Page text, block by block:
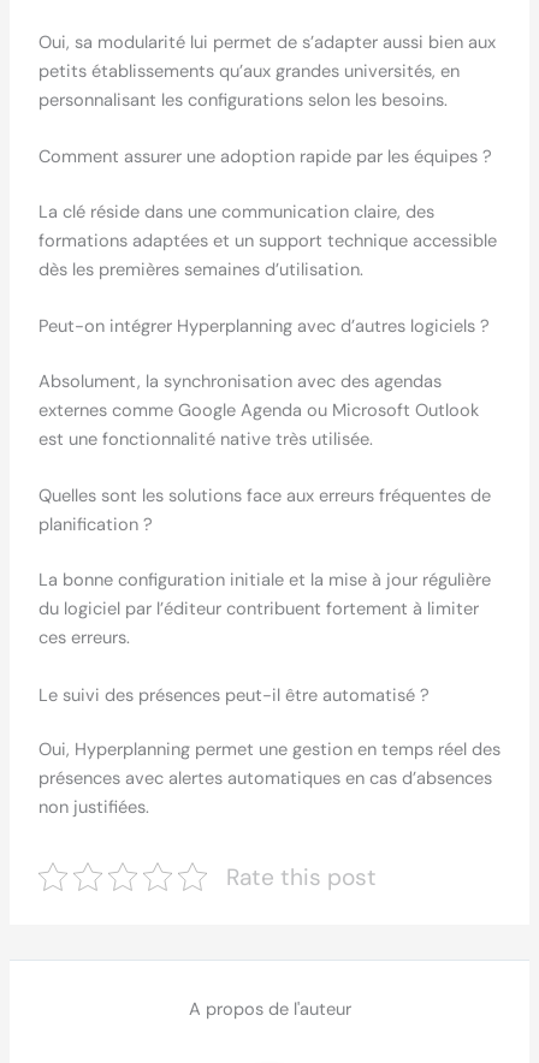
Oui, sa modularité lui permet de s’adapter aussi bien aux
petits établissements qu’aux grandes universités, en
personnalisant les configurations selon les besoins.
Comment assurer une adoption rapide par les équipes ?
La clé réside dans une communication claire, des
formations adaptées et un support technique accessible
dès les premières semaines d’utilisation.
Peut-on intégrer Hyperplanning avec d’autres logiciels ?
Absolument, la synchronisation avec des agendas
externes comme Google Agenda ou Microsoft Outlook
est une fonctionnalité native très utilisée.
Quelles sont les solutions face aux erreurs fréquentes de
planification ?
La bonne configuration initiale et la mise à jour régulière
du logiciel par l’éditeur contribuent fortement à limiter
ces erreurs.
Le suivi des présences peut-il être automatisé ?
Oui, Hyperplanning permet une gestion en temps réel des
présences avec alertes automatiques en cas d’absences
non justifiées.
Rate this post
A propos de l'auteur